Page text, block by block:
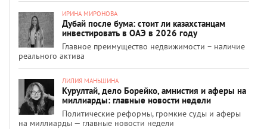
ИРИНА МИРОНОВА
Дубай после бума: стоит ли казахстанцам
инвестировать в ОАЭ в 2026 году
Главное преимущество недвижимости – наличие
реального актива
ЛИЛИЯ МАНЬШИНА
Курултай, дело Борейко, амнистия и аферы на
миллиарды: главные новости недели
Политические реформы, громкие суды и аферы
на миллиарды — главные новости недели